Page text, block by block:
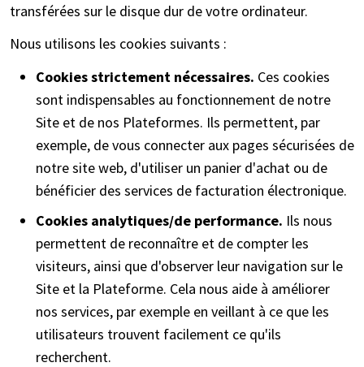
transférées sur le disque dur de votre ordinateur.
Nous utilisons les cookies suivants :
Cookies strictement nécessaires. Ces cookies
sont indispensables au fonctionnement de notre
Site et de nos Plateformes. Ils permettent, par
exemple, de vous connecter aux pages sécurisées de
notre site web, d'utiliser un panier d'achat ou de
bénéficier des services de facturation électronique.
Cookies analytiques/de performance. Ils nous
permettent de reconnaître et de compter les
visiteurs, ainsi que d'observer leur navigation sur le
Site et la Plateforme. Cela nous aide à améliorer
nos services, par exemple en veillant à ce que les
utilisateurs trouvent facilement ce qu'ils
recherchent.